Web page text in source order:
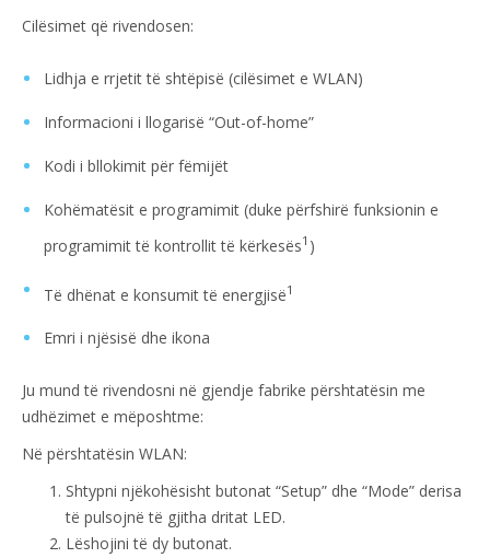
Cilësimet që rivendosen:
Lidhja e rrjetit të shtëpisë (cilësimet e WLAN)
Informacioni i llogarisë “Out-of-home”
Kodi i bllokimit për fëmijët
Kohëmatësit e programimit (duke përfshirë funksionin e
programimit të kontrollit të kërkesës1 )
Të dhënat e konsumit të energjisë1
Emri i njësisë dhe ikona
Ju mund të rivendosni në gjendje fabrike përshtatësin me
udhëzimet e mëposhtme:
Në përshtatësin WLAN:
Shtypni njëkohësisht butonat “Setup” dhe “Mode” derisa
të pulsojnë të gjitha dritat LED.
Lëshojini të dy butonat.